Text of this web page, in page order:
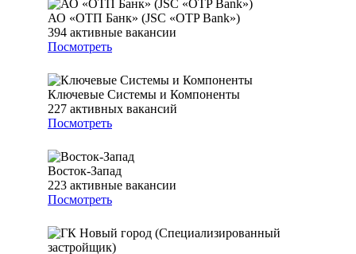
АО «ОТП Банк» (JSC «OTP Bank»)
394 активные вакансии
Посмотреть
Ключевые Системы и Компоненты
227 активных вакансий
Посмотреть
Восток-Запад
223 активные вакансии
Посмотреть